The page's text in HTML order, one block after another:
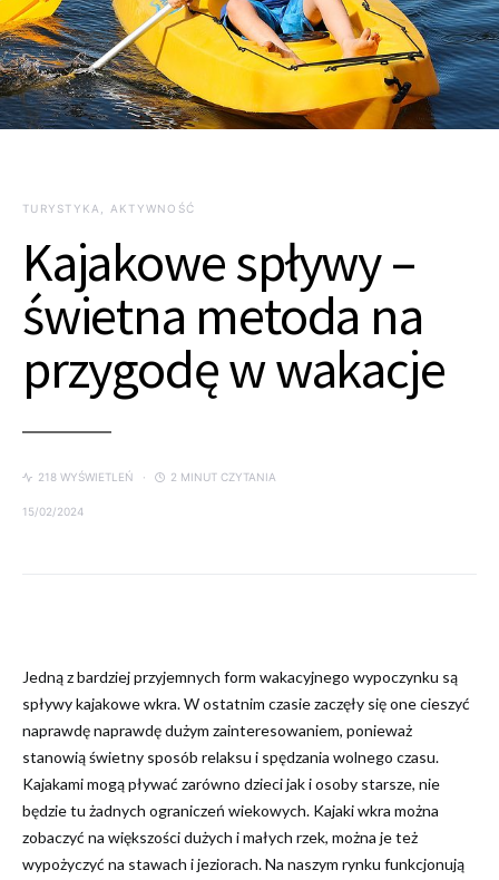
TURYSTYKA, AKTYWNOŚĆ
Kajakowe spływy –
świetna metoda na
przygodę w wakacje
218 WYŚWIETLEŃ 2 MINUT CZYTANIA
15/02/2024
Jedną z bardziej przyjemnych form wakacyjnego wypoczynku są
spływy kajakowe wkra. W ostatnim czasie zaczęły się one cieszyć
naprawdę naprawdę dużym zainteresowaniem, ponieważ
stanowią świetny sposób relaksu i spędzania wolnego czasu.
Kajakami mogą pływać zarówno dzieci jak i osoby starsze, nie
będzie tu żadnych ograniczeń wiekowych. Kajaki wkra można
zobaczyć na większości dużych i małych rzek, można je też
wypożyczyć na stawach i jeziorach. Na naszym rynku funkcjonują